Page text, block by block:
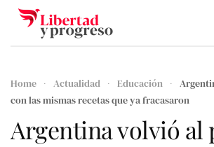
Skip to main content
Home Actualidad Educación
con las mismas recetas que ya fracasaron
Argentina volvió al